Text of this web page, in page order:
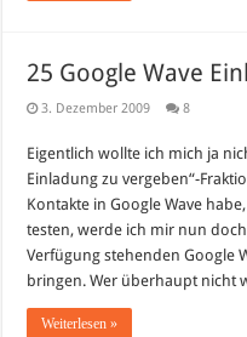
25 Google Wave
3. Dezember 2009 8
Eigentlich wollte ich mich ja
Einladung zu vergeben“-
Kontakte in Google Wave
testen, werde ich mir nun
Verfügung stehenden Google
bringen. Wer überhaupt nicht
Weiterlesen »